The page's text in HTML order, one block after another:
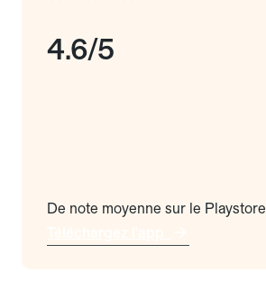
4.6/5
De note moyenne sur le Playstore